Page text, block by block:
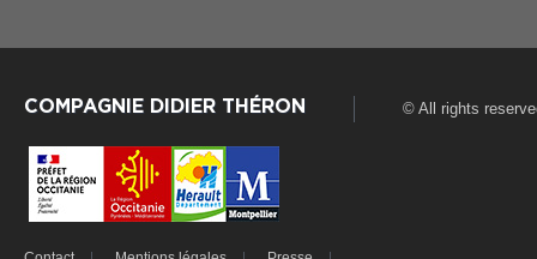
COMPAGNIE DIDIER THÉRON © All rights